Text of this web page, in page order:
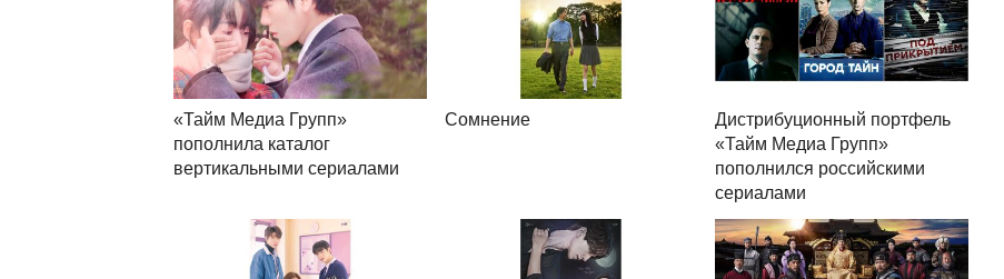
«Тайм Медиа Групп»
пополнила каталог
вертикальными сериалами
Сомнение
Дистрибуционный портфель
«Тайм Медиа Групп»
пополнился российскими
сериалами